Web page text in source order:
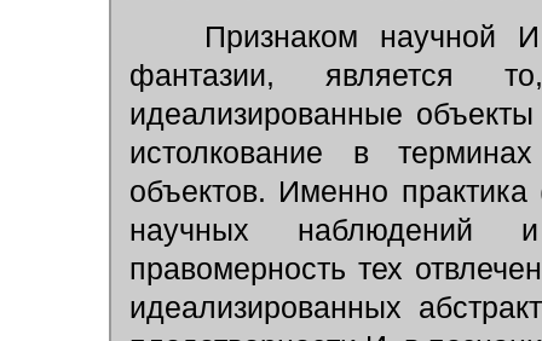
Признаком научной
фантазии, является
идеализированные
истолкование в
объектов. Именно практика
научных наблюдений и
правомерность тех
идеализированных